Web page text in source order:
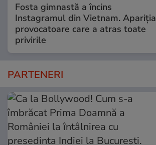
Fosta gimnastă a încins
Instagramul din Vietnam. Apariția
provocatoare care a atras toate
privirile
PARTENERI